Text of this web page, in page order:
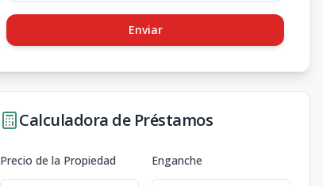
Enviar
Calculadora de Préstamos
Precio de la Propiedad Enganche